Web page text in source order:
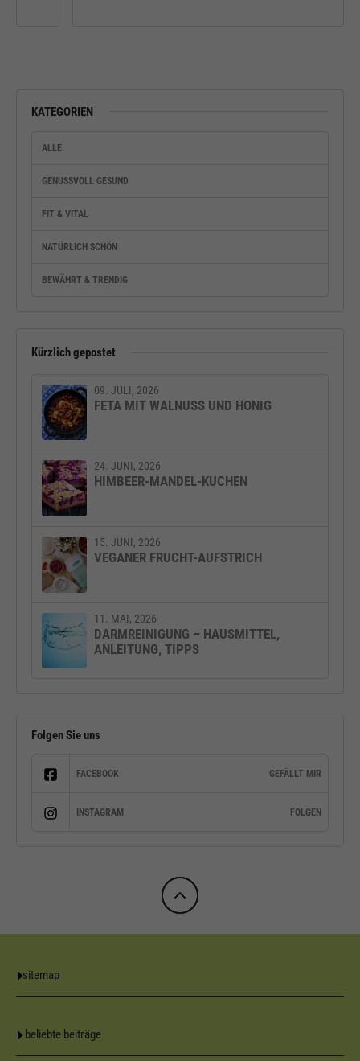
KATEGORIEN
ALLE
GENUSSVOLL GESUND
FIT & VITAL
NATÜRLICH SCHÖN
BEWÄHRT & TRENDIG
Kürzlich gepostet
09. JULI, 2026
FETA MIT WALNUSS UND HONIG
24. JUNI, 2026
HIMBEER-MANDEL-KUCHEN
15. JUNI, 2026
VEGANER FRUCHT-AUFSTRICH
11. MAI, 2026
DARMREINIGUNG – HAUSMITTEL,
ANLEITUNG, TIPPS
Folgen Sie uns
FACEBOOK GEFÄLLT MIR
INSTAGRAM FOLGEN
sitemap
beliebte beiträge